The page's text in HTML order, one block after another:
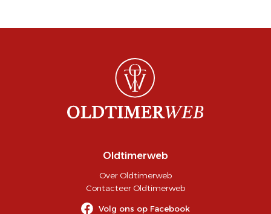
Oldtimerweb
Over Oldtimerweb
Contacteer Oldtimerweb
Volg ons op Facebook